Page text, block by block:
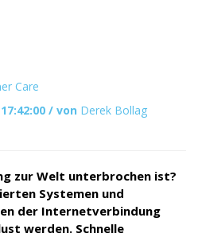
Care
/ von Derek Bollag
zur Welt unterbrochen ist?
Systemen und
der Internetverbindung
werden. Schnelle